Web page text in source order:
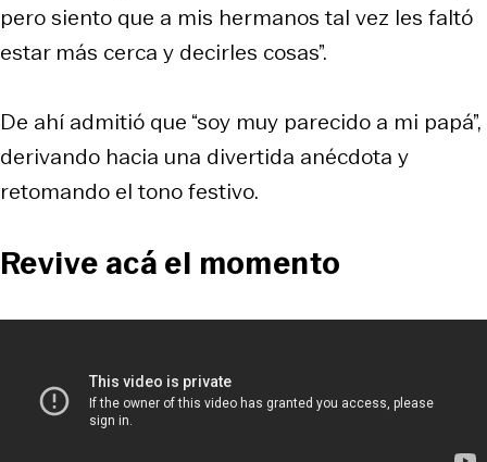
pero siento que a mis hermanos tal vez les faltó
estar más cerca y decirles cosas”.
De ahí admitió que “soy muy parecido a mi papá”,
derivando hacia una divertida anécdota y
retomando el tono festivo.
Revive acá el momento